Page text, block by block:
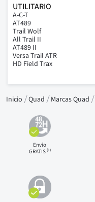
UTILITARIO
A-C-T
AT489
Trail Wolf
All Trail II
AT489 II
Versa Trail ATR
HD Field Trax
Inicio Quad Marcas Quad
Envío
GRATIS(1)